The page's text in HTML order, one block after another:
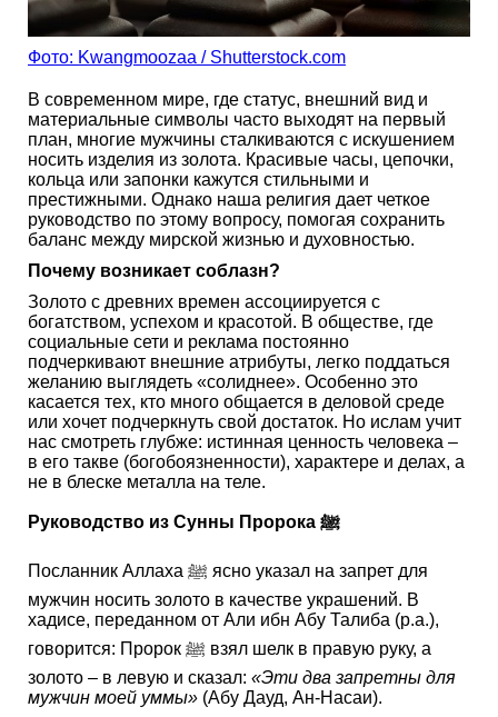
Фото: Kwangmoozaa / Shutterstock.com
В современном мире, где статус, внешний вид и
материальные символы часто выходят на первый
план, многие мужчины сталкиваются с искушением
носить изделия из золота. Красивые часы, цепочки,
кольца или запонки кажутся стильными и
престижными. Однако наша религия дает четкое
руководство по этому вопросу, помогая сохранить
баланс между мирской жизнью и духовностью.
Почему возникает соблазн?
Золото с древних времен ассоциируется с
богатством, успехом и красотой. В обществе, где
социальные сети и реклама постоянно
подчеркивают внешние атрибуты, легко поддаться
желанию выглядеть «солиднее». Особенно это
касается тех, кто много общается в деловой среде
или хочет подчеркнуть свой достаток. Но ислам учит
нас смотреть глубже: истинная ценность человека –
в его такве (богобоязненности), характере и делах, а
не в блеске металла на теле.
Руководство из Сунны Пророка ﷺ
Посланник Аллаха ﷺ ясно указал на запрет для
мужчин носить золото в качестве украшений. В
хадисе, переданном от Али ибн Абу Талиба (р.а.),
говорится: Пророк ﷺ взял шелк в правую руку, а
золото – в левую и сказал: «Эти два запретны для
мужчин моей уммы» (Абу Дауд, Ан-Насаи).